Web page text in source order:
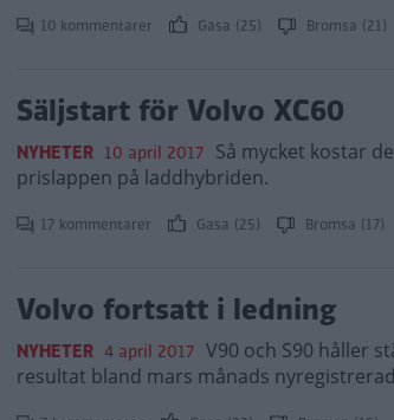
10 kommentarer Gasa (25) Bromsa (21)
Säljstart för Volvo XC60
NYHETER 10 april 2017 Så mycket kostar
prislappen på laddhybriden.
17 kommentarer Gasa (25) Bromsa (17)
Volvo fortsatt i ledning
NYHETER 4 april 2017 V90 och S90 håller
resultat bland mars månads